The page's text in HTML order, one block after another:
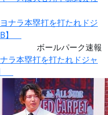
ボールパーク速報
ラ本塁打を打たれドジャ